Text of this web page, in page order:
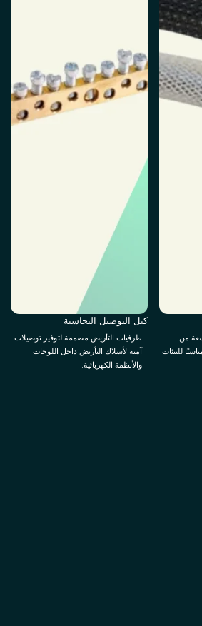
من
للبيئات
كتل التوصيل النحاسية
طرفيات التأريض مصممة لتوفير توصيلات
آمنة لأسلاك التأريض داخل اللوحات
والأنظمة الكهربائية.